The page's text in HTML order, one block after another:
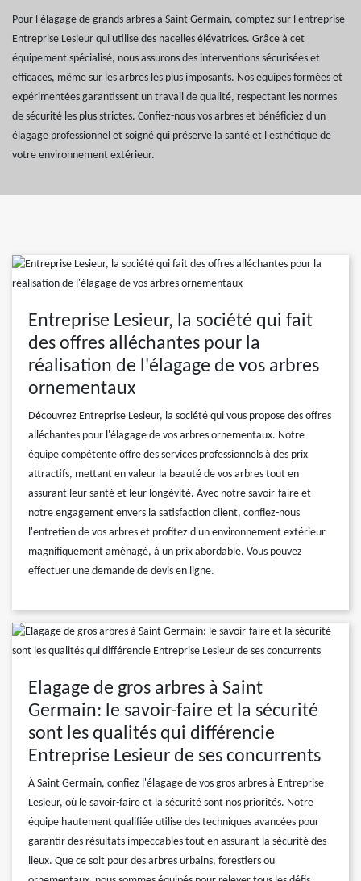
Pour l'élagage de grands arbres à Saint Germain, comptez sur l'entreprise
Entreprise Lesieur qui utilise des nacelles élévatrices. Grâce à cet
équipement spécialisé, nous assurons des interventions sécurisées et
efficaces, même sur les arbres les plus imposants. Nos équipes formées et
expérimentées garantissent un travail de qualité, respectant les normes
de sécurité les plus strictes. Confiez-nous vos arbres et bénéficiez d'un
élagage professionnel et soigné qui préserve la santé et l'esthétique de
votre environnement extérieur.
Entreprise Lesieur, la société qui fait
des offres alléchantes pour la
réalisation de l'élagage de vos arbres
ornementaux
Découvrez Entreprise Lesieur, la société qui vous propose des offres
alléchantes pour l'élagage de vos arbres ornementaux. Notre
équipe compétente offre des services professionnels à des prix
attractifs, mettant en valeur la beauté de vos arbres tout en
assurant leur santé et leur longévité. Avec notre savoir-faire et
notre engagement envers la satisfaction client, confiez-nous
l'entretien de vos arbres et profitez d'un environnement extérieur
magnifiquement aménagé, à un prix abordable. Vous pouvez
effectuer une demande de devis en ligne.
Elagage de gros arbres à Saint
Germain: le savoir-faire et la sécurité
sont les qualités qui différencie
Entreprise Lesieur de ses concurrents
À Saint Germain, confiez l'élagage de vos gros arbres à Entreprise
Lesieur, où le savoir-faire et la sécurité sont nos priorités. Notre
équipe hautement qualifiée utilise des techniques avancées pour
garantir des résultats impeccables tout en assurant la sécurité des
lieux. Que ce soit pour des arbres urbains, forestiers ou